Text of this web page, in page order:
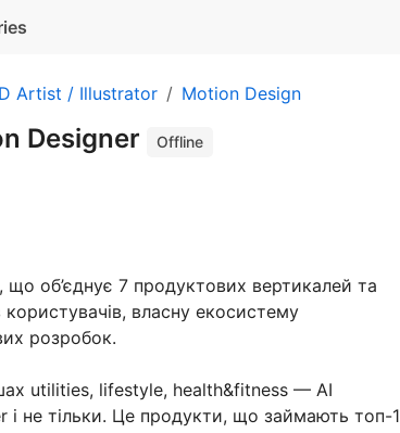
Artist / Illustrator Motion Design
Designer
Offline
об’єднує 7 продуктових вертикалей та
власну екосистему
розробок.
utilities, lifestyle, health&fitness — AI
і не тільки. Це продукти, що займають топ-1